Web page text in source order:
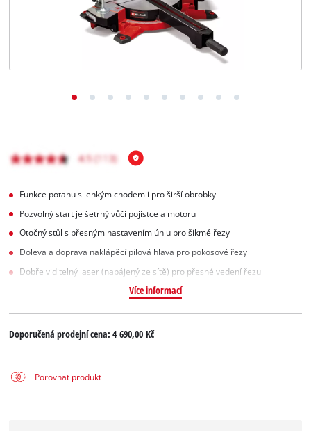
Funkce potahu s lehkým chodem i pro širší obrobky
Pozvolný start je šetrný vůči pojistce a motoru
Otočný stůl s přesným nastavením úhlu pro šikmé řezy
Doleva a doprava naklápěcí pilová hlava pro pokosové řezy
Dobře viditelný laser (napájený ze sítě) pro přesné vedení řezu
Více informací
Doporučená prodejní cena:4 690,00 Kč
Porovnat produkt